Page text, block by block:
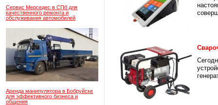
Сервис Мерседес в СПб для
качественного ремонта и
обслуживания автомобилей
Аренда манипулятора в Бобруйске
для эффективного бизнеса и
общения